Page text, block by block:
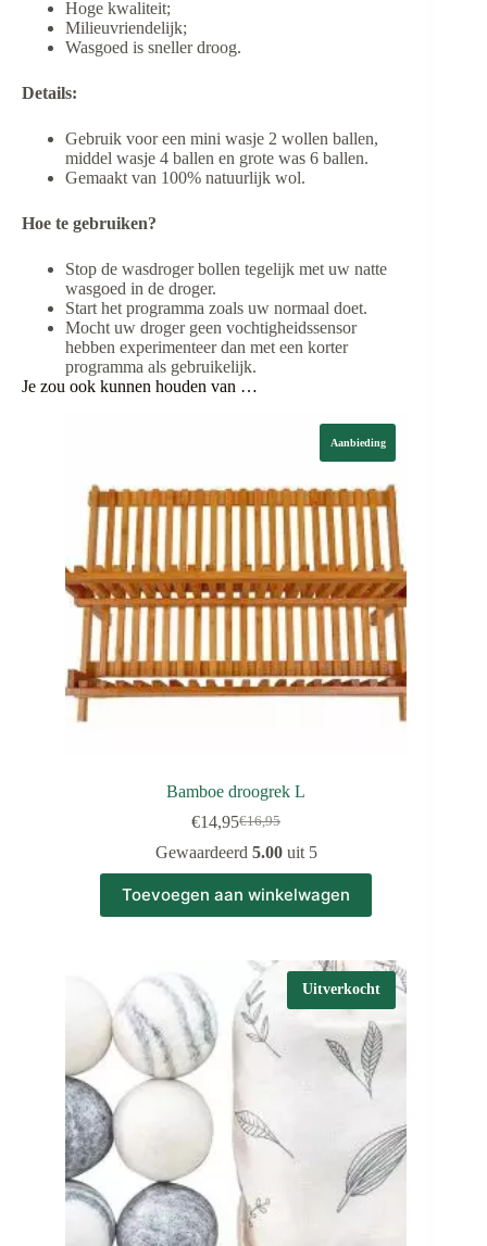
Hoge kwaliteit;
Milieuvriendelijk;
Wasgoed is sneller droog.
Details:
Gebruik voor een mini wasje 2 wollen ballen,
middel wasje 4 ballen en grote was 6 ballen.
Gemaakt van 100% natuurlijk wol.
Hoe te gebruiken?
Stop de wasdroger bollen tegelijk met uw natte
wasgoed in de droger.
Start het programma zoals uw normaal doet.
Mocht uw droger geen vochtigheidssensor
hebben experimenteer dan met een korter
programma als gebruikelijk.
Je zou ook kunnen houden van …
Aanbieding
Bamboe droogrek L
€16,95
Oorspronkelijke
prijs
€16,95.
€14,95Huidige
prijs
€14,95.
Gewaardeerd 5.00uit 5
Toevoegen aan winkelwagen
Uitverkocht